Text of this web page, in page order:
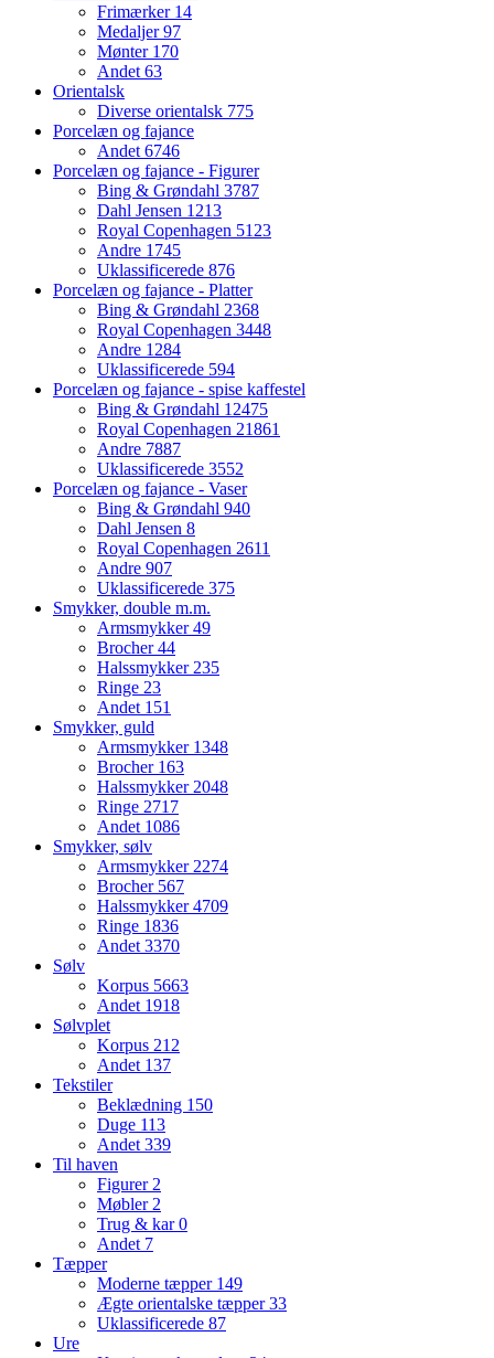
Frimærker 14
Medaljer97
Mønter 170
Andet63
Orientalsk
Diverse orientalsk 775
Porcelæn og fajance
Andet6746
Porcelæn og fajance - Figurer
Bing & Grøndahl 3787
Dahl Jensen 1213
Royal Copenhagen 5123
Andre 1745
Uklassificerede 876
Porcelæn og fajance - Platter
Bing & Grøndahl 2368
Royal Copenhagen 3448
Andre 1284
Uklassificerede 594
Porcelæn og fajance - spise kaffestel
Bing & Grøndahl 12475
Royal Copenhagen 21861
Andre 7887
Uklassificerede 3552
Porcelæn og fajance - Vaser
Bing & Grøndahl 940
Dahl Jensen 8
Royal Copenhagen 2611
Andre 907
Uklassificerede 375
Smykker, double m.m.
Armsmykker49
Brocher44
Halssmykker235
Ringe 23
Andet 151
Smykker, guld
Armsmykker 1348
Brocher 163
Halssmykker2048
Ringe 2717
Andet 1086
Smykker, sølv
Armsmykker2274
Brocher 567
Halssmykker4709
Ringe 1836
Andet3370
Sølv
Korpus 5663
Andet 1918
Sølvplet
Korpus 212
Andet 137
Tekstiler
Beklædning 150
Duge 113
Andet339
Til haven
Figurer2
Møbler2
Trug & kar0
Andet 7
Tæpper
Moderne tæpper 149
Ægte orientalske tæpper33
Uklassificerede 87
Ure